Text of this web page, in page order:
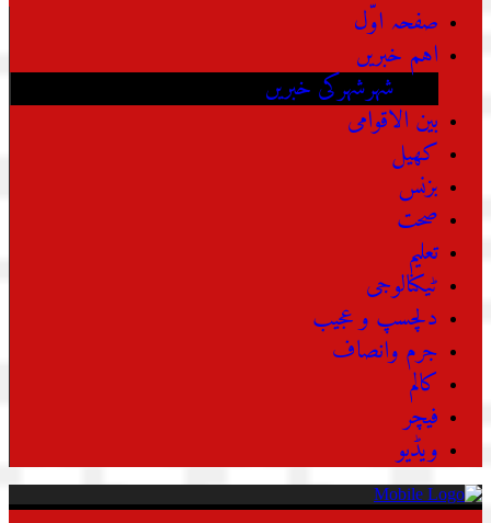
صفحہ اوّل
اہم خبریں
شہرشہرکی خبریں
بین الاقوامی
کھیل
بزنس
صحت
تعلیم
ٹیکنالوجی
دلچسپ و عجیب
جرم وانصاف
کالم
فیچر
ویڈیو